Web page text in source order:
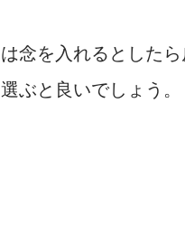
念を入れるとした
ぶと良いでしょう。